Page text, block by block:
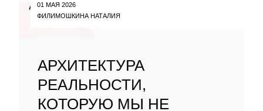
01 МАЯ 2026
ФИЛИМОШКИНА НАТАЛИЯ
АРХИТЕКТУРА
РЕАЛЬНОСТИ,
КОТОРУЮ МЫ НЕ